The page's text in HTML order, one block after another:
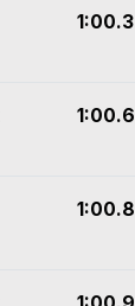
1:00.3
1:00.6
1:00.8